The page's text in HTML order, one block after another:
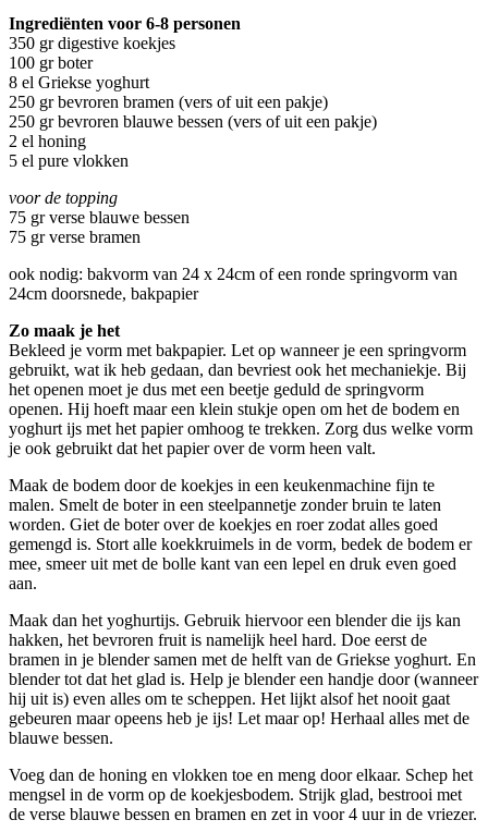
Ingrediënten voor 6-8 personen
350 gr digestive koekjes
100 gr boter
8 el Griekse yoghurt
250 gr bevroren bramen (vers of uit een pakje)
250 gr bevroren blauwe bessen (vers of uit een pakje)
2 el honing
5 el pure vlokken
voor de topping
75 gr verse blauwe bessen
75 gr verse bramen
ook nodig: bakvorm van 24 x 24cm of een ronde springvorm van
24cm doorsnede, bakpapier
Zo maak je het
Bekleed je vorm met bakpapier. Let op wanneer je een springvorm
gebruikt, wat ik heb gedaan, dan bevriest ook het mechaniekje. Bij
het openen moet je dus met een beetje geduld de springvorm
openen. Hij hoeft maar een klein stukje open om het de bodem en
yoghurt ijs met het papier omhoog te trekken. Zorg dus welke vorm
je ook gebruikt dat het papier over de vorm heen valt.
Maak de bodem door de koekjes in een keukenmachine fijn te
malen. Smelt de boter in een steelpannetje zonder bruin te laten
worden. Giet de boter over de koekjes en roer zodat alles goed
gemengd is. Stort alle koekkruimels in de vorm, bedek de bodem er
mee, smeer uit met de bolle kant van een lepel en druk even goed
aan.
Maak dan het yoghurtijs. Gebruik hiervoor een blender die ijs kan
hakken, het bevroren fruit is namelijk heel hard. Doe eerst de
bramen in je blender samen met de helft van de Griekse yoghurt. En
blender tot dat het glad is. Help je blender een handje door (wanneer
hij uit is) even alles om te scheppen. Het lijkt alsof het nooit gaat
gebeuren maar opeens heb je ijs! Let maar op! Herhaal alles met de
blauwe bessen.
Voeg dan de honing en vlokken toe en meng door elkaar. Schep het
mengsel in de vorm op de koekjesbodem. Strijk glad, bestrooi met
de verse blauwe bessen en bramen en zet in voor 4 uur in de vriezer.